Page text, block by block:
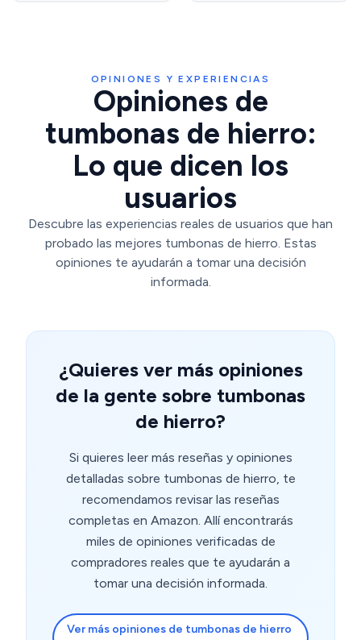
OPINIONES Y EXPERIENCIAS
Opiniones de
tumbonas de hierro:
Lo que dicen los
usuarios
Descubre las experiencias reales de usuarios que han
probado las mejores tumbonas de hierro. Estas
opiniones te ayudarán a tomar una decisión
informada.
¿Quieres ver más opiniones
de la gente sobre tumbonas
de hierro?
Si quieres leer más reseñas y opiniones
detalladas sobre tumbonas de hierro, te
recomendamos revisar las reseñas
completas en Amazon. Allí encontrarás
miles de opiniones verificadas de
compradores reales que te ayudarán a
tomar una decisión informada.
Ver más opiniones de tumbonas de hierro